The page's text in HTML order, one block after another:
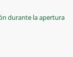
durante la apertura